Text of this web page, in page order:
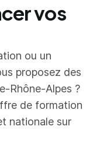
vos
ou un
proposez des
Rhône-Alpes ?
de formation
nationale sur